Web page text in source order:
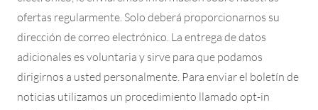
ofertas regularmente. Solo deberá proporcionarnos su
dirección de correo electrónico. La entrega de datos
adicionales es voluntaria y sirve para que podamos
dirigirnos a usted personalmente. Para enviar el boletín de
noticias utilizamos un procedimiento llamado opt-in